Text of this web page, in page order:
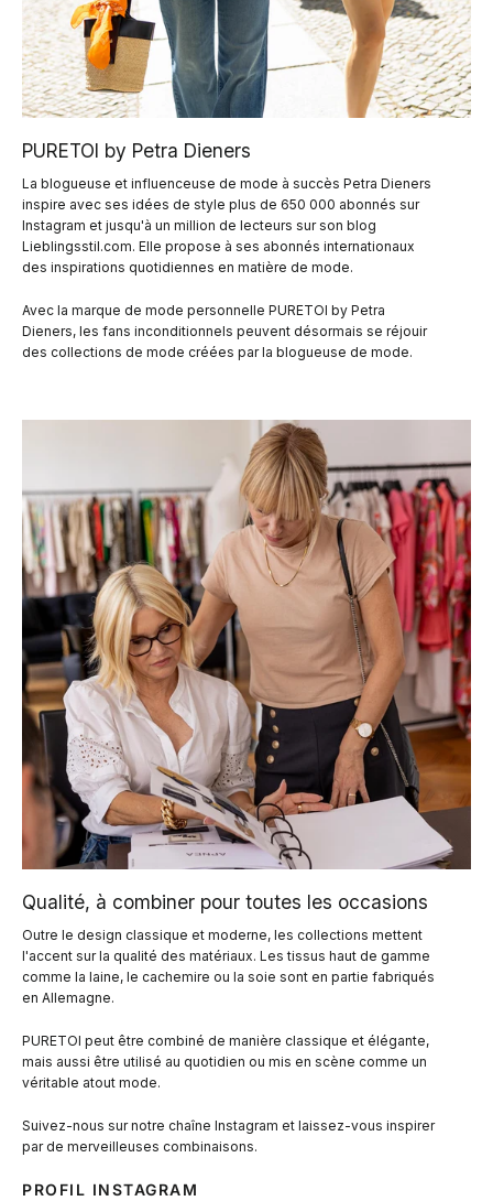
PURETOI by Petra Dieners
La blogueuse et influenceuse de mode à succès Petra Dieners
inspire avec ses idées de style plus de 650 000 abonnés sur
Instagram et jusqu'à un million de lecteurs sur son blog
Lieblingsstil.com. Elle propose à ses abonnés internationaux
des inspirations quotidiennes en matière de mode.
Avec la marque de mode personnelle PURETOI by Petra
Dieners, les fans inconditionnels peuvent désormais se réjouir
des collections de mode créées par la blogueuse de mode.
Qualité, à combiner pour toutes les occasions
Outre le design classique et moderne, les collections mettent
l'accent sur la qualité des matériaux. Les tissus haut de gamme
comme la laine, le cachemire ou la soie sont en partie fabriqués
en Allemagne.
PURETOI peut être combiné de manière classique et élégante,
mais aussi être utilisé au quotidien ou mis en scène comme un
véritable atout mode.
Suivez-nous sur notre chaîne Instagram et laissez-vous inspirer
par de merveilleuses combinaisons.
PROFIL INSTAGRAM